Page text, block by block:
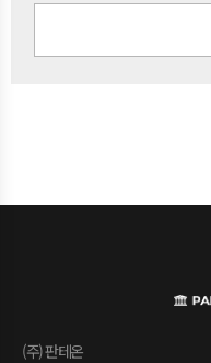
(주) 판테온